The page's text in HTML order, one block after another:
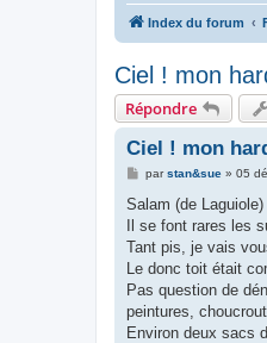
Index du forum
Ciel ! mon
Répondre
Ciel ! mon
M
s
a
g
parstan&sue» 05
Salam (de Laguiole)
Il se font rares les
Tant pis, je vais
Le donc toit était
Pas question de
peintures,
Environ deux sacs